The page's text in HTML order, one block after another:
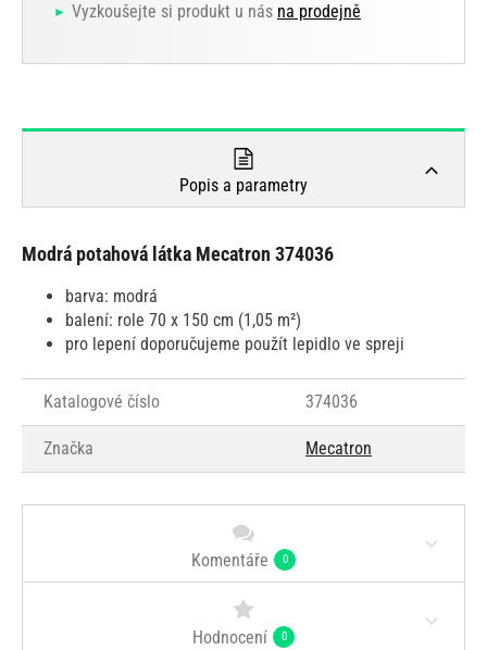
Vyzkoušejte si produkt u nás na prodejně
Popis a parametry
Modrá potahová látka Mecatron 374036
barva: modrá
balení: role 70 x 150 cm (1,05 m²)
pro lepení doporučujeme použít lepidlo ve spreji
Katalogové číslo 374036
Značka Mecatron
Komentáře 0
Hodnocení 0